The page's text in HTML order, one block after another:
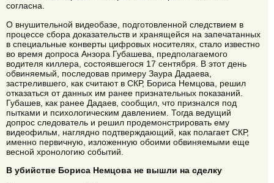
согласна.
О внушительной видеобазе, подготовленной следствием в
процессе сбора доказательств и хранящейся на запечатанных
в специальные конверты цифровых носителях, стало известно
во время допроса Анзора Губашева, предполагаемого
водителя киллера, состоявшегося 17 сентября. В этот день
обвиняемый, последовав примеру Заура Дадаева,
застрелившего, как считают в СКР, Бориса Немцова, решил
отказаться от данных им ранее признательных показаний.
Губашев, как ранее Дадаев, сообщил, что признался под
пытками и психологическим давлением. Тогда ведущий
допрос следователь и решил продемонстрировать ему
видеофильм, наглядно подтверждающий, как полагает СКР,
именно первичную, изложенную обоими обвиняемыми еще
весной хронологию событий.
В убийстве Бориса Немцова не вышли на сделку